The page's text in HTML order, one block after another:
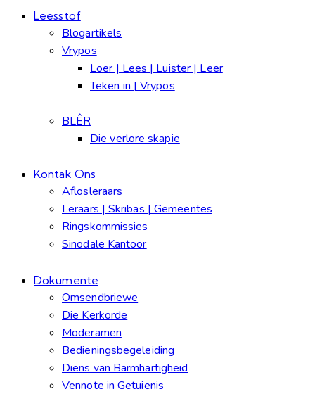
Leesstof
Blogartikels
Vrypos
Loer | Lees | Luister | Leer
Teken in | Vrypos
BLÊR
Die verlore skapie
Kontak Ons
Aflosleraars
Leraars | Skribas | Gemeentes
Ringskommissies
Sinodale Kantoor
Dokumente
Omsendbriewe
Die Kerkorde
Moderamen
Bedieningsbegeleiding
Diens van Barmhartigheid
Vennote in Getuienis